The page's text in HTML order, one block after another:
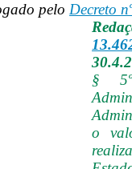
peloDecreto
§
o